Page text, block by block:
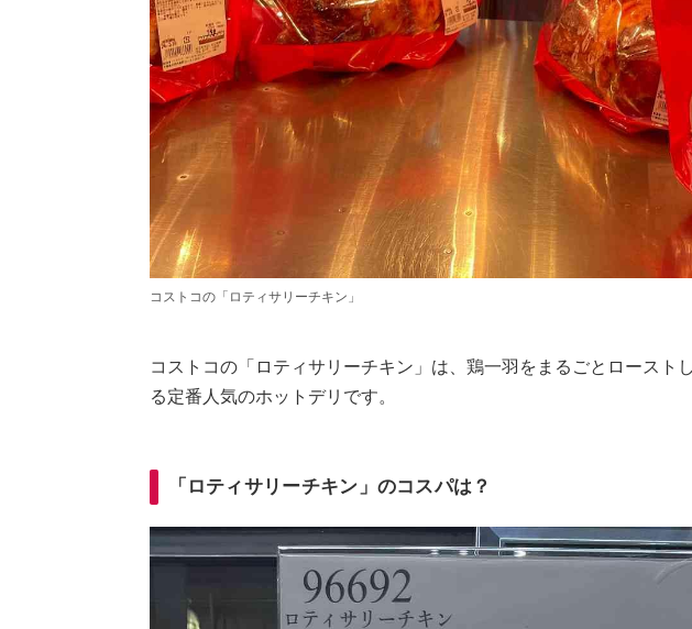
コストコの「ロティサリーチキン」
コストコの「ロティサリーチキン」は、鶏一羽をまるごとロースト
る定番人気のホットデリです。
「ロティサリーチキン」のコスパは？